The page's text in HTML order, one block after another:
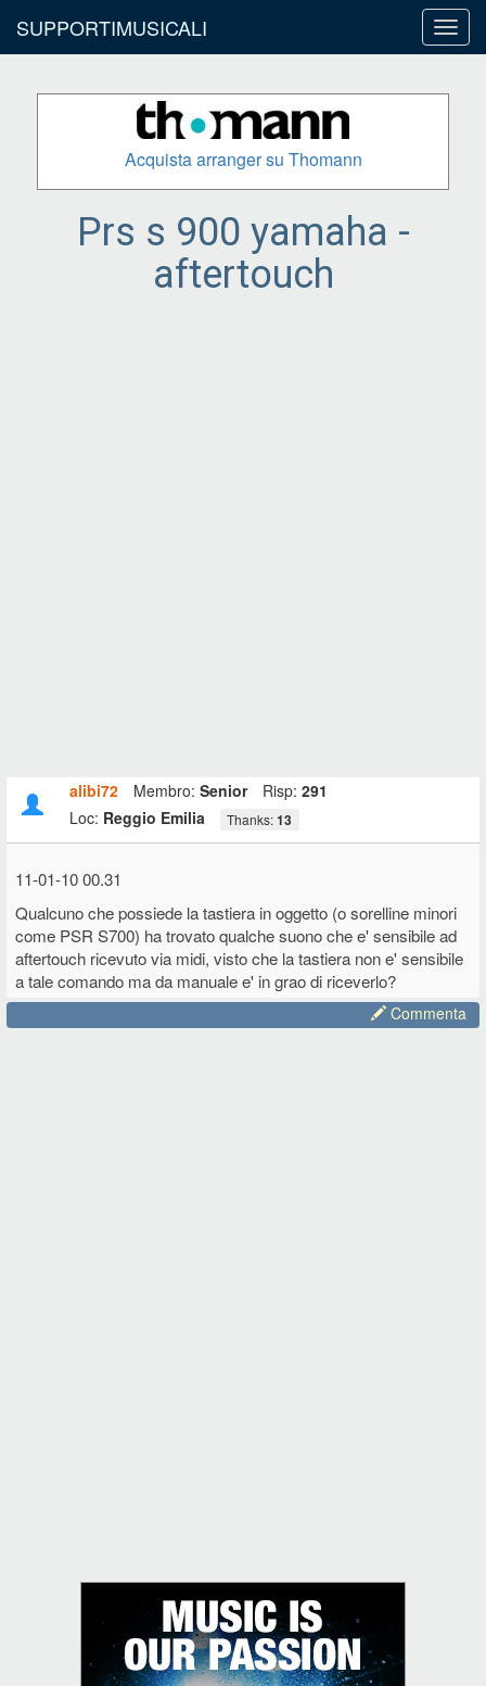
SUPPORTIMUSICALI
Acquista arranger su Thomann
Prs s 900 yamaha -
aftertouch
alibi72 Membro: Senior Risp: 291
Loc: Reggio Emilia Thanks:13
11-01-10 00.31
Qualcuno che possiede la tastiera in oggetto (o sorelline minori
come PSR S700) ha trovato qualche suono che e' sensibile ad
aftertouch ricevuto via midi, visto che la tastiera non e' sensibile
a tale comando ma da manuale e' in grao di riceverlo?
Commenta